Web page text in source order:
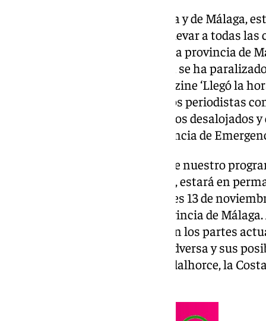
101TV, la televisión de Andalucía y de Málaga,
realizando un despliegue para llevar a todas
al minuto de lo que ocurrirá en la provincia de
vecina Granada, donde también se ha
tipo prácticamente. En el magazine ‘Llegó la
a las 9.30, entrarán en directo los periodistas
habilitado en Tiro Pichón para los desalojados
Consejería de Interior y Presidencia de
Roberto López, el presentador de nuestro
mediodías, para toda Andalucía, estará en
de información en este miércoles 13 de
DANA en buena parte de la provincia de
espectadores andaluces llegarán los partes
de la situación meteorológica adversa y sus
comarcas como el Valle de Guadalhorce, la